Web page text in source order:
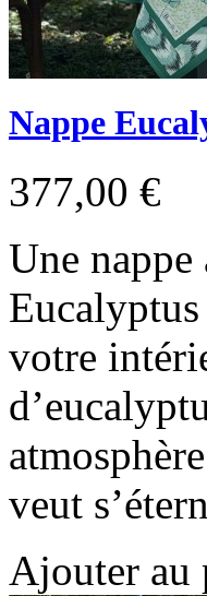
Nappe
377,00 €
Une
votre
veut
Ajouter au